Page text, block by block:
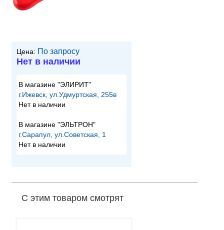
Цена: По запросу
Нет в наличии
В магазине "ЭЛИРИТ"
г.Ижевск, ул.Удмуртская, 255в
Нет в наличии
В магазине "ЭЛЬТРОН"
г.Сарапул, ул.Советская, 1
Нет в наличии
С этим товаром смотрят